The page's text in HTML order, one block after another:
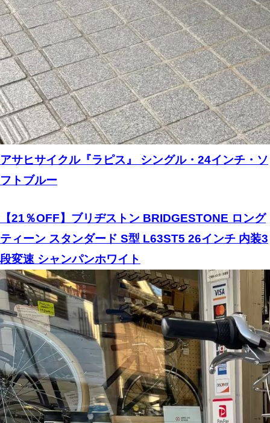
アサヒサイクル『ラピス』 シングル・24インチ・ソ
フトブルー
【21％OFF】ブリヂストン BRIDGESTONE ロング
ティーン スタンダード S型 L63ST5 26インチ 内装3
段変速 シャンパンホワイト